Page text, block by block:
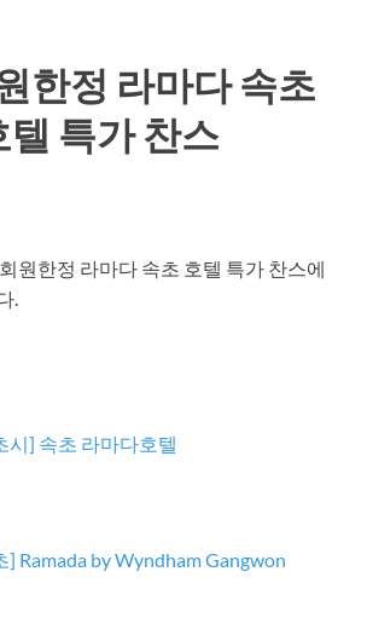
한정 라마다 속초
텔 특가 찬스
원한정 라마다 속초 호텔 특가 찬스에
.
시] 속초 라마다호텔
] Ramada by Wyndham Gangwon